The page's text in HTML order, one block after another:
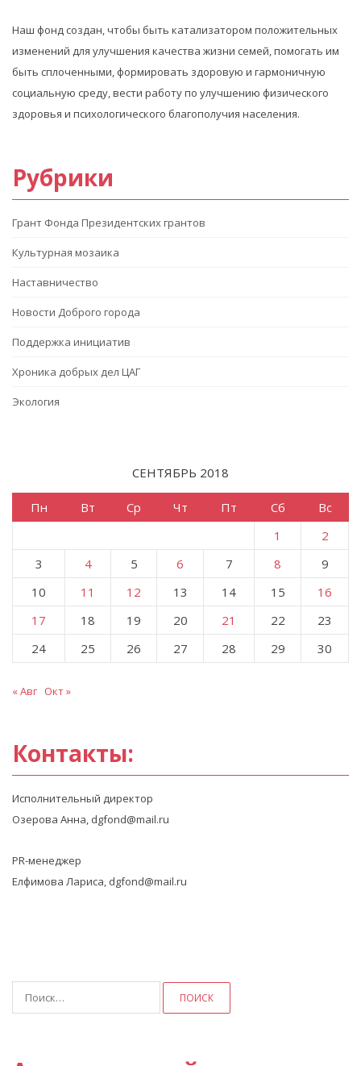
Наш фонд создан, чтобы быть катализатором положительных
изменений для улучшения качества жизни семей, помогать им
быть сплоченными, формировать здоровую и гармоничную
социальную среду, вести работу по улучшению физического
здоровья и психологического благополучия населения.
Рубрики
Грант Фонда Президентских грантов
Культурная мозаика
Наставничество
Новости Доброго города
Поддержка инициатив
Хроника добрых дел ЦАГ
Экология
СЕНТЯБРЬ 2018
Пн Вт Ср Чт Пт Сб
Вс
1
2
3
4 5 6 7 8
9
10
11 12 13 14 15
16
17
18 19 20 21 22
23
24
25 26 27 28 29 30
« Авг Окт »
Контакты:
Исполнительный директор
Озерова Анна, dgfond@mail.ru
PR-менеджер
Елфимова Лариса, dgfond@mail.ru